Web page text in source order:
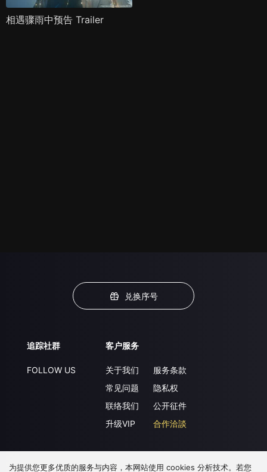
相遇骤雨中预告 Trailer
兑换序号
追踪社群
FOLLOW US
客户服务
关于我们
常见问题
联络我们
升级VIP
服务条款
隐私权
公开征件
合作洽談
下载 APP
为提供您更多优质的服务与内容，本网站使用 cookies 分析技术。若您